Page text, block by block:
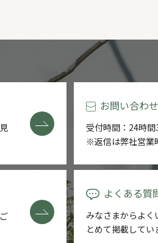
見
お問い合わ
受付時間：24時間
※返信は弊社営業
ご
よくある質
みなさまからよく
とめて掲載してい